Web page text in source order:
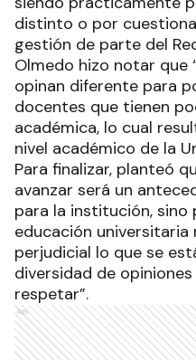
distinto o por
gestión de parte del
Olmedo hizo notar que
opinan diferente para
docentes que tienen
académica, lo cual
nivel académico de la
Para finalizar, planteó
avanzar será un
para la institución, sino
educación universitaria
perjudicial lo que se
diversidad de
respetar”.
Ads